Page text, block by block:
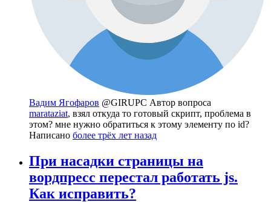
Вадим Ягофаров @GIRUPC Автор вопроса
marataziat, взял откуда то готовый скрипт, проблема в
этом? мне нужно обратиться к этому элементу по id?
Написано более трёх лет назад
При насадки страницы на
вордпресс перестал работать js.
Как исправить?